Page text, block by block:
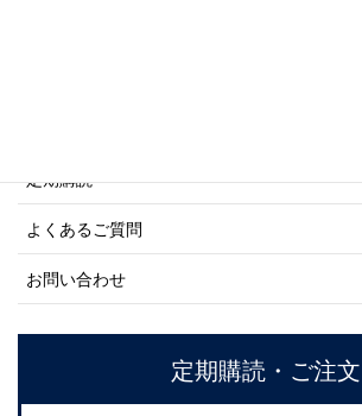
定期購読
よくあるご質問
お問い合わせ
定期購読・ご注文